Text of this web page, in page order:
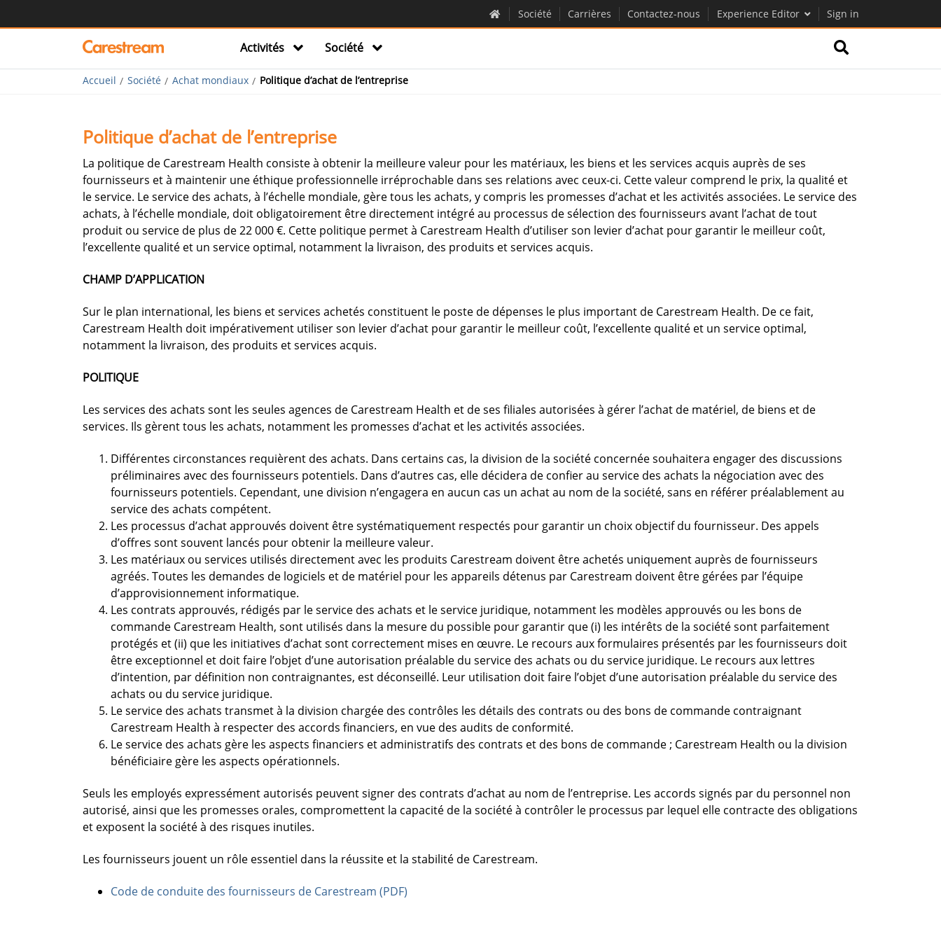
Société Carrières Contactez-nous Experience Editor Sign in
Activités Société
Accueil Société Achat mondiaux Politique d’achat de l’entreprise
Politique d’achat de l’entreprise
La politique de Carestream Health consiste à obtenir la meilleure valeur pour les matériaux, les biens et les services acquis auprès de ses
fournisseurs et à maintenir une éthique professionnelle irréprochable dans ses relations avec ceux-ci. Cette valeur comprend le prix, la qualité et
le service. Le service des achats, à l’échelle mondiale, gère tous les achats, y compris les promesses d’achat et les activités associées. Le service des
achats, à l’échelle mondiale, doit obligatoirement être directement intégré au processus de sélection des fournisseurs avant l’achat de tout
produit ou service de plus de 22 000 €. Cette politique permet à Carestream Health d’utiliser son levier d’achat pour garantir le meilleur coût,
l’excellente qualité et un service optimal, notamment la livraison, des produits et services acquis.
CHAMP D’APPLICATION
Sur le plan international, les biens et services achetés constituent le poste de dépenses le plus important de Carestream Health. De ce fait,
Carestream Health doit impérativement utiliser son levier d’achat pour garantir le meilleur coût, l’excellente qualité et un service optimal,
notamment la livraison, des produits et services acquis.
POLITIQUE
Les services des achats sont les seules agences de Carestream Health et de ses filiales autorisées à gérer l’achat de matériel, de biens et de
services. Ils gèrent tous les achats, notamment les promesses d’achat et les activités associées.
Différentes circonstances requièrent des achats. Dans certains cas, la division de la société concernée souhaitera engager des discussions
préliminaires avec des fournisseurs potentiels. Dans d’autres cas, elle décidera de confier au service des achats la négociation avec des
fournisseurs potentiels. Cependant, une division n’engagera en aucun cas un achat au nom de la société, sans en référer préalablement au
service des achats compétent.
Les processus d’achat approuvés doivent être systématiquement respectés pour garantir un choix objectif du fournisseur. Des appels
d’offres sont souvent lancés pour obtenir la meilleure valeur.
Les matériaux ou services utilisés directement avec les produits Carestream doivent être achetés uniquement auprès de fournisseurs
agréés. Toutes les demandes de logiciels et de matériel pour les appareils détenus par Carestream doivent être gérées par l’équipe
d’approvisionnement informatique.
Les contrats approuvés, rédigés par le service des achats et le service juridique, notamment les modèles approuvés ou les bons de
commande Carestream Health, sont utilisés dans la mesure du possible pour garantir que (i) les intérêts de la société sont parfaitement
protégés et (ii) que les initiatives d’achat sont correctement mises en œuvre. Le recours aux formulaires présentés par les fournisseurs doit
être exceptionnel et doit faire l’objet d’une autorisation préalable du service des achats ou du service juridique. Le recours aux lettres
d’intention, par définition non contraignantes, est déconseillé. Leur utilisation doit faire l’objet d’une autorisation préalable du service des
achats ou du service juridique.
Le service des achats transmet à la division chargée des contrôles les détails des contrats ou des bons de commande contraignant
Carestream Health à respecter des accords financiers, en vue des audits de conformité.
Le service des achats gère les aspects financiers et administratifs des contrats et des bons de commande ; Carestream Health ou la division
bénéficiaire gère les aspects opérationnels.
Seuls les employés expressément autorisés peuvent signer des contrats d’achat au nom de l’entreprise. Les accords signés par du personnel non
autorisé, ainsi que les promesses orales, compromettent la capacité de la société à contrôler le processus par lequel elle contracte des obligations
et exposent la société à des risques inutiles.
Les fournisseurs jouent un rôle essentiel dans la réussite et la stabilité de Carestream.
Code de conduite des fournisseurs de Carestream (PDF)